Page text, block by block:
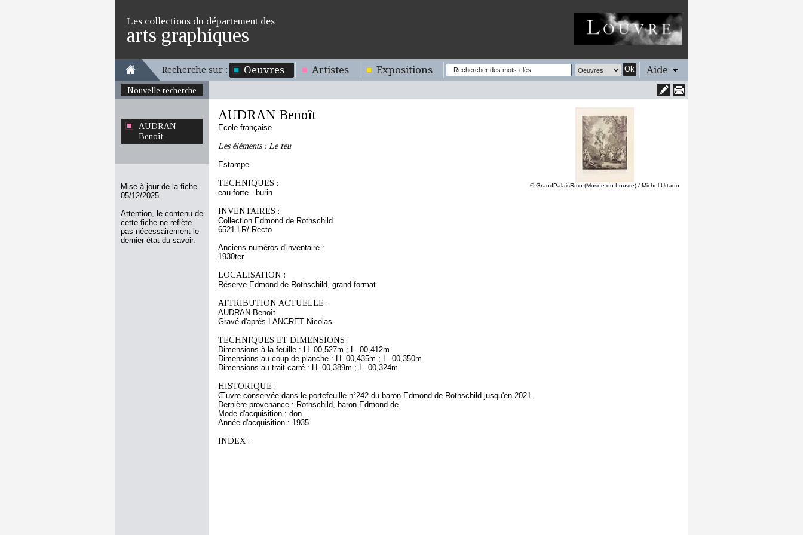
Les collections du département des
arts graphiques
Recherche sur : Oeuvres Artistes Expositions Ok Aide
Nouvelle recherche
AUDRAN
Benoît
Mise à jour de la fiche
05/12/2025
Attention, le contenu de
cette fiche ne reflète
pas nécessairement le
dernier état du savoir.
© GrandPalaisRmn (Musée du Louvre) / Michel Urtado
AUDRAN Benoît
Ecole française
Les éléments : Le feu
Estampe
TECHNIQUES :
eau-forte - burin
INVENTAIRES :
Collection Edmond de Rothschild
6521 LR/ Recto
Anciens numéros d'inventaire :
1930ter
LOCALISATION :
Réserve Edmond de Rothschild, grand format
ATTRIBUTION ACTUELLE :
AUDRAN Benoît
Gravé d'après LANCRET Nicolas
TECHNIQUES ET DIMENSIONS :
Dimensions à la feuille : H. 00,527m ; L. 00,412m
Dimensions au coup de planche : H. 00,435m ; L. 00,350m
Dimensions au trait carré : H. 00,389m ; L. 00,324m
HISTORIQUE :
Œuvre conservée dans le portefeuille n°242 du baron Edmond de Rothschild jusqu'en 2021.
Dernière provenance : Rothschild, baron Edmond de
Mode d'acquisition : don
Année d'acquisition : 1935
INDEX :